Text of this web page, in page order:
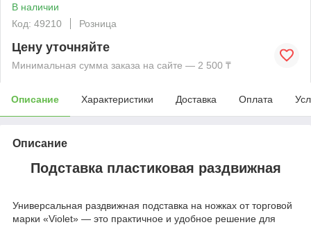
В наличии
Код: 49210
Розница
Цену уточняйте
Минимальная сумма заказа на сайте — 2 500 ₸
Описание Характеристики Доставка Оплата
Описание
Подставка пластиковая раздвижная
Универсальная раздвижная подставка на ножках от торговой
марки «Violet» — это практичное и удобное решение для